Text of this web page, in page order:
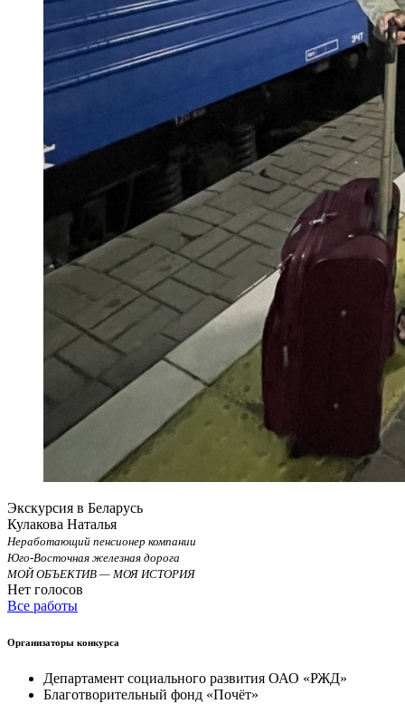
Экскурсия в Беларусь
Кулакова Наталья
Неработающий пенсионер компании
Юго-Восточная железная дорога
МОЙ ОБЪЕКТИВ — МОЯ ИСТОРИЯ
Нет голосов
Все работы
Организаторы конкурса
Департамент социального развития ОАО «РЖД»
Благотворительный фонд «Почёт»